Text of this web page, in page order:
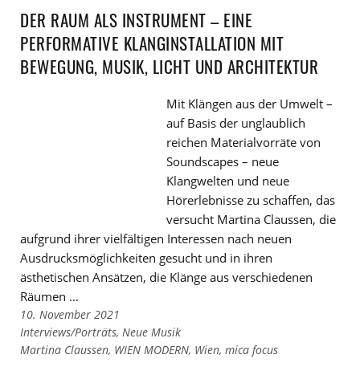
Kategorien
den
Tags
DER RAUM ALS INSTRUMENT – EINE
PERFORMATIVE KLANGINSTALLATION MIT
BEWEGUNG, MUSIK, LICHT UND ARCHITEKTUR
Mit Klängen aus der Umwelt –
auf Basis der unglaublich
reichen Materialvorräte von
Soundscapes – neue
Klangwelten und neue
Hörerlebnisse zu schaffen, das
versucht Martina Claussen, die
aufgrund ihrer vielfältigen Interessen nach neuen
Ausdrucksmöglichkeiten gesucht und in ihren
ästhetischen Ansätzen, die Klänge aus verschiedenen
Räumen …
10. November 2021
Links
zu
Interviews/Porträts, Neue Musik
Links
Martina Claussen, WIEN MODERN, Wien, mica focus